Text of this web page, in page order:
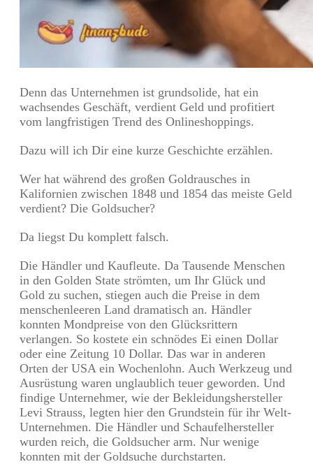
Denn das Unternehmen ist grundsolide, hat ein
wachsendes Geschäft, verdient Geld und profitiert
vom langfristigen Trend des Onlineshoppings.
Dazu will ich Dir eine kurze Geschichte erzählen.
Wer hat während des großen Goldrausches in
Kalifornien zwischen 1848 und 1854 das meiste Geld
verdient? Die Goldsucher?
Da liegst Du komplett falsch.
Die Händler und Kaufleute. Da Tausende Menschen
in den Golden State strömten, um Ihr Glück und
Gold zu suchen, stiegen auch die Preise in dem
menschenleeren Land dramatisch an. Händler
konnten Mondpreise von den Glücksrittern
verlangen. So kostete ein schnödes Ei einen Dollar
oder eine Zeitung 10 Dollar. Das war in anderen
Orten der USA ein Wochenlohn. Auch Werkzeug und
Ausrüstung waren unglaublich teuer geworden. Und
findige Unternehmer, wie der Bekleidungshersteller
Levi Strauss, legten hier den Grundstein für ihr Welt-
Unternehmen. Die Händler und Schaufelhersteller
wurden reich, die Goldsucher arm. Nur wenige
konnten mit der Goldsuche durchstarten.